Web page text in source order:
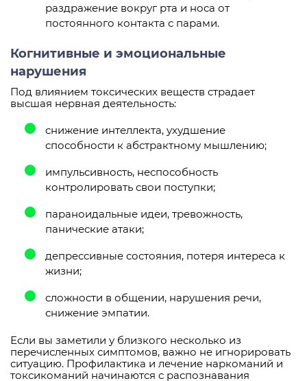
раздражение вокруг рта и носа от
постоянного контакта с парами.
Когнитивные и эмоциональные
нарушения
Под влиянием токсических веществ страдает
высшая нервная деятельность:
снижение интеллекта, ухудшение
способности к абстрактному мышлению;
импульсивность, неспособность
контролировать свои поступки;
параноидальные идеи, тревожность,
панические атаки;
депрессивные состояния, потеря интереса к
жизни;
сложности в общении, нарушения речи,
снижение эмпатии.
Если вы заметили у близкого несколько из
перечисленных симптомов, важно не игнорировать
ситуацию. Профилактика и лечение наркоманий и
токсикоманий начинаются с распознавания